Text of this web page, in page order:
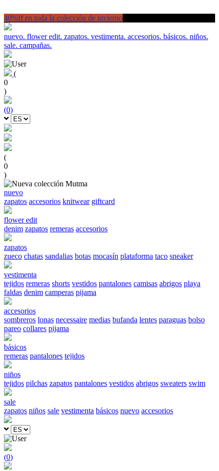
40%ff en toda la colección de invierno
nuevo. flower edit. zapatos. vestimenta. accesorios. básicos. niños.
sale. campañas.
(
0
)
(0)
(
0
)
nuevo
zapatos accesorios knitwear giftcard
flower edit
denim zapatos remeras accesorios
zapatos
zueco chatas sandalias botas mocasín plataforma taco sneaker
vestimenta
tejidos remeras shorts vestidos pantalones camisas abrigos playa
faldas denim camperas pijama
accesorios
sombreros lonas necessaire medias bufanda lentes paraguas bolso
pareo collares pijama
básicos
remeras pantalones tejidos
niños
tejidos pilchas zapatos pantalones vestidos abrigos sweaters swim
sale
zapatos niños sale vestimenta básicos nuevo accesorios
(0)